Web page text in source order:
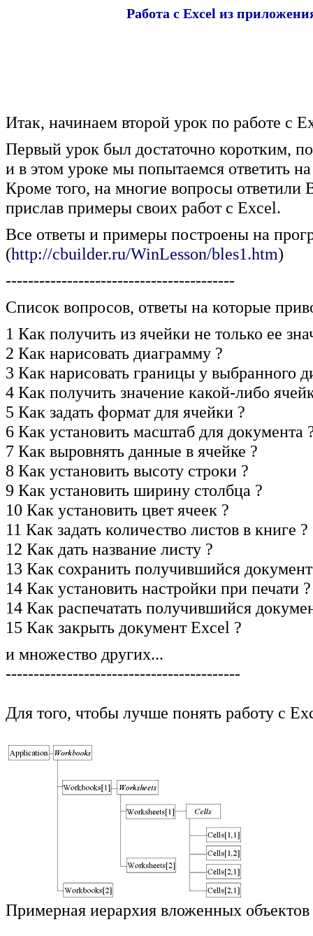
Работа с Exсel из
Итак, начинаем второй урок по работе с
Первый урок был достаточно коротким,
и в этом уроке мы попытаемся ответить
Кроме того, на многие вопросы ответили
прислав примеры своих работ с Excel.
Все ответы и примеры построены на
(http://cbuilder.ru/WinLesson/bles1.htm)
-----------------------------------------
Список вопросов, ответы на которые
1 Как получить из ячейки не только ее
2 Как нарисовать диаграмму ?
3 Как нарисовать границы у выбранного
4 Как получить значение какой-либо
5 Как задать формат для ячейки ?
6 Как установить масштаб для документа
7 Как выровнять данные в ячейке ?
8 Как установить высоту строки ?
9 Как установить ширину столбца ?
10 Как установить цвет ячеек ?
11 Как задать количество листов в книге ?
12 Как дать название листу ?
13 Как сохранить получившийся
14 Как установить настройки при печати ?
14 Как распечатать получившийся
15 Как закрыть документ Excel ?
и множество других...
------------------------------------------
Для того, чтобы лучше понять работу с
Примерная иерархия вложенных